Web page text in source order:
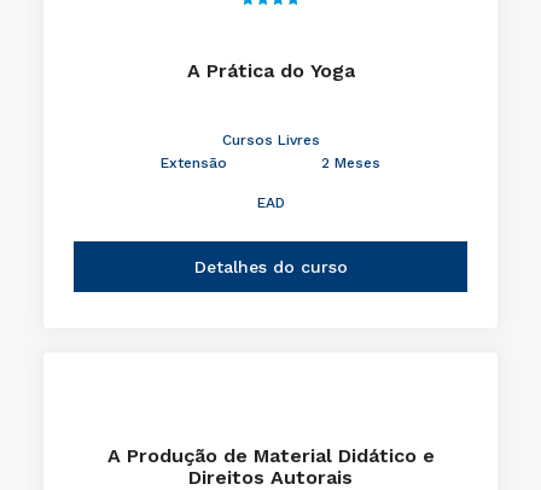
A Prática do Yoga
Cursos Livres
Extensão
2 Meses
EAD
Detalhes do curso
A Produção de Material Didático e
Direitos Autorais